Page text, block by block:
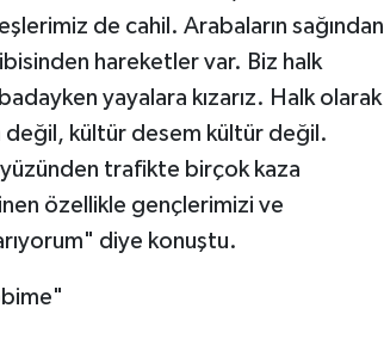
de cahil. Arabaların sağından
hareketler var. Biz halk
yayalara kızarız. Halk olarak
kültür desem kültür değil.
yüzünden trafikte birçok kaza
özellikle gençlerimizi ve
diye konuştu.